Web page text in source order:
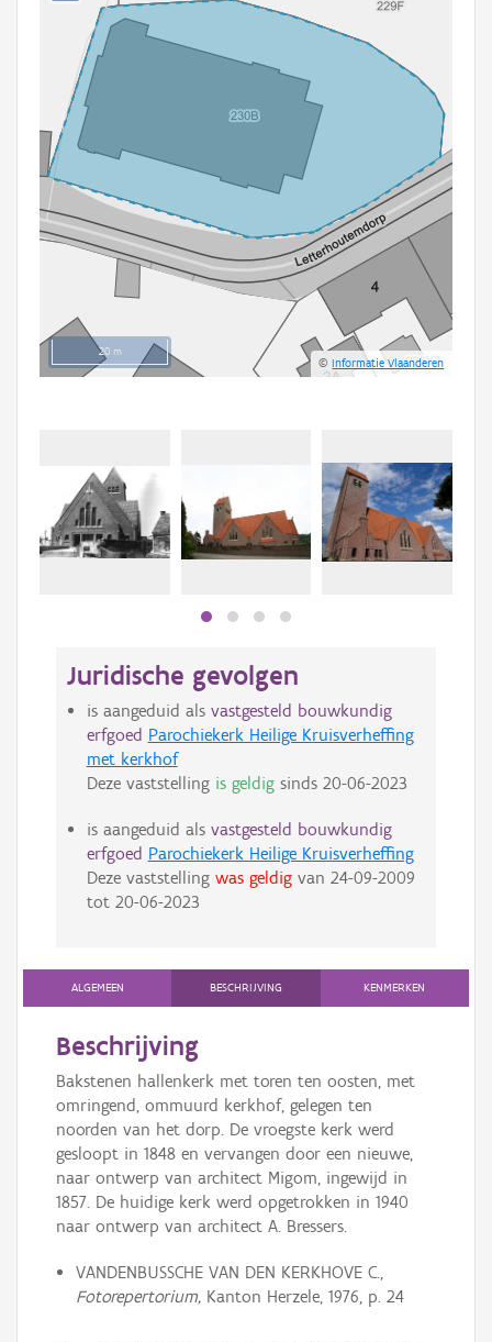
20 m
©Informatie Vlaanderen
Juridische gevolgen
is aangeduid als vastgesteld bouwkundig
erfgoed Parochiekerk Heilige Kruisverheffing
met kerkhof
Deze vaststelling is geldigsinds 20-06-2023
is aangeduid als vastgesteld bouwkundig
erfgoed Parochiekerk Heilige Kruisverheffing
Deze vaststelling was geldigvan 24-09-2009
tot 20-06-2023
ALGEMEEN BESCHRIJVING KENMERKEN
Beschrijving
Bakstenen hallenkerk met toren ten oosten, met
omringend, ommuurd kerkhof, gelegen ten
noorden van het dorp. De vroegste kerk werd
gesloopt in 1848 en vervangen door een nieuwe,
naar ontwerp van architect Migom, ingewijd in
1857. De huidige kerk werd opgetrokken in 1940
naar ontwerp van architect A. Bressers.
VANDENBUSSCHE VAN DEN KERKHOVE C.,
Fotorepertorium, Kanton Herzele, 1976, p. 24